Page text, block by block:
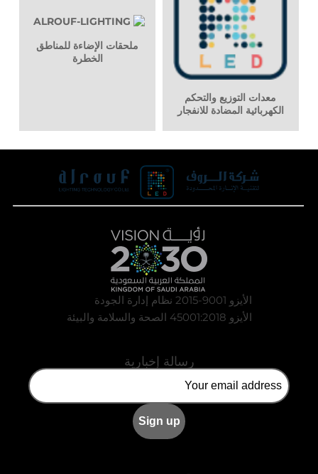
معدات التوزيع والتحكم
الكهربائية المضادة للانفجار
ملحقات الإضاءة للمناطق
الخطرة
الأيزو 9001-2015 نظام إدارة الجودة
الأيزو 45001:2018 الصحة والسلامة والبيئة
رسالة إخبارية